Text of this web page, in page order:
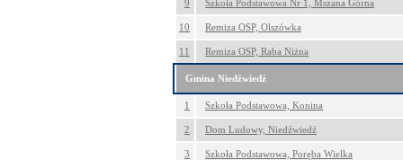
9 Szkoła Podstawowa Nr 1, Mszana Górna
10 Remiza OSP, Olszówka
11 Remiza OSP, Raba Niżna
Gmina Niedźwiedź
1 Szkoła Podstawowa, Konina
2 Dom Ludowy, Niedźwiedź
3 Szkoła Podstawowa, Poręba Wielka